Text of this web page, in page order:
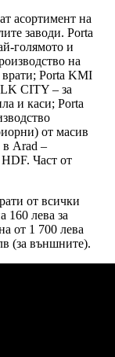
асортимент на
заводи. Porta
голямото и
на
Porta KMI
CITY – за
и каси; Porta
от масив
в Arad –
Част от
от всички
160 лева за
от 1 700 лева
(за външните).